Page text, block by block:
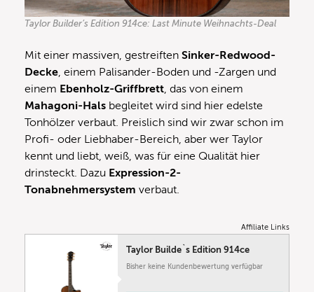
Taylor Builder’s Edition 914ce: Last Minute Weihnachts-Deal
Mit einer massiven, gestreiften Sinker-Redwood-
Decke, einem Palisander-Boden und -Zargen und
einem Ebenholz-Griffbrett, das von einem
Mahagoni-Hals begleitet wird sind hier edelste
Tonhölzer verbaut. Preislich sind wir zwar schon im
Profi- oder Liebhaber-Bereich, aber wer Taylor
kennt und liebt, weiß, was für eine Qualität hier
drinsteckt. Dazu Expression-2-
Tonabnehmersystem verbaut.
Affiliate Links
Taylor Builde`s Edition 914ce
Bisher keine Kundenbewertung verfügbar